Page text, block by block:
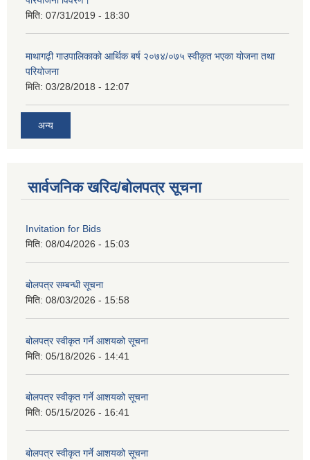
मिति: 07/31/2019 - 18:30
माथागढ़ी गाउपालिकाको आर्थिक बर्ष २०७४/०७५ स्वीकृत भएका योजना तथा
परियोजना
मिति: 03/28/2018 - 12:07
अन्य
सार्वजनिक खरिद/बोलपत्र सूचना
Invitation for Bids
मिति: 08/04/2026 - 15:03
बोलपत्र सम्बन्धी सूचना
मिति: 08/03/2026 - 15:58
बोलपत्र स्वीकृत गर्ने आशयको सूचना
मिति: 05/18/2026 - 14:41
बोलपत्र स्वीकृत गर्ने आशयको सूचना
मिति: 05/15/2026 - 16:41
बोलपत्र स्वीकृत गर्ने आशयको सूचना